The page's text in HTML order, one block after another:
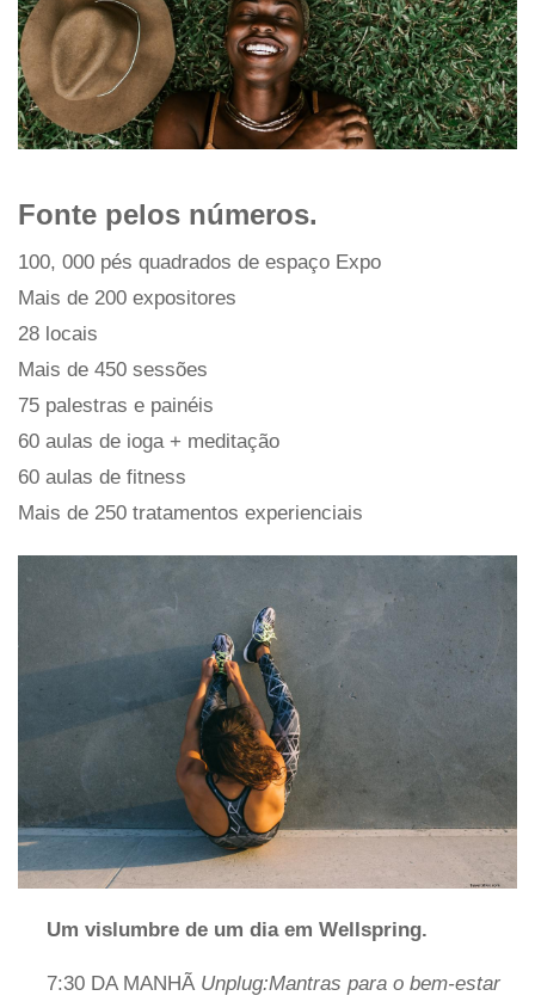
Fonte pelos números.
100, 000 pés quadrados de espaço Expo
Mais de 200 expositores
28 locais
Mais de 450 sessões
75 palestras e painéis
60 aulas de ioga + meditação
60 aulas de fitness
Mais de 250 tratamentos experienciais
Um vislumbre de um dia em Wellspring.
7:30 DA MANHÃ Unplug:Mantras para o bem-estar